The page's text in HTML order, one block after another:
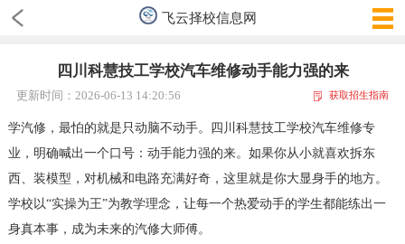
飞云择校信息网
四川科慧技工学校汽车维修动手能力强的来
更新时间：2026-06-13 14:20:56 获取招生指南
学汽修，最怕的就是只动脑不动手。四川科慧技工学校汽车维修专
业，明确喊出一个口号：动手能力强的来。如果你从小就喜欢拆东
西、装模型，对机械和电路充满好奇，这里就是你大显身手的地方。
学校以“实操为王”为教学理念，让每一个热爱动手的学生都能练出一
身真本事，成为未来的汽修大师傅。